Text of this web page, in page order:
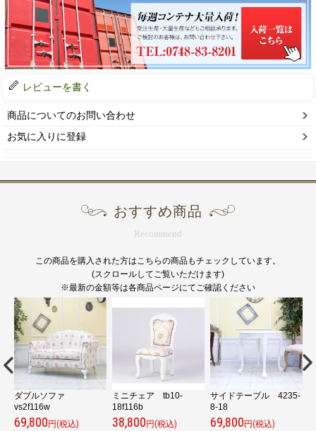
レビューを書く
商品についてのお問い合わせ
お気に入りに登録
おすすめ商品
Recommend
この商品を購入された方はこちらの商品もチェックしています。
(スクロールしてご覧いただけます)
※最新の金額等は各商品ページにてご確認ください
ダブルソファ
vs2f116w
69,800 円(税込)
ミニチェア tb10-
18f116b
38,800 円(税込)
サイドテーブル 4235-
8-18
69,800 円(税込)